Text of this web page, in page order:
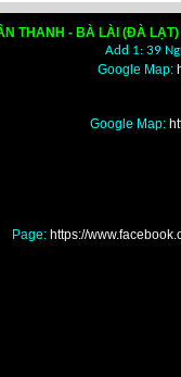
THANH - BÀ LÀI (ĐÀ
Add 1: 39
Google Map:
Google Map:
Page: https://